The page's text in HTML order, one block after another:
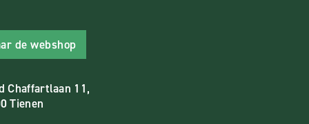
de webshop
Chaffartlaan 11,
Tienen